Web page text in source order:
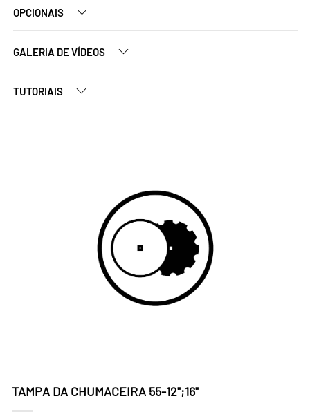
OPCIONAIS
GALERIA DE VÍDEOS
TUTORIAIS
TAMPA DA CHUMACEIRA 55-12";16"